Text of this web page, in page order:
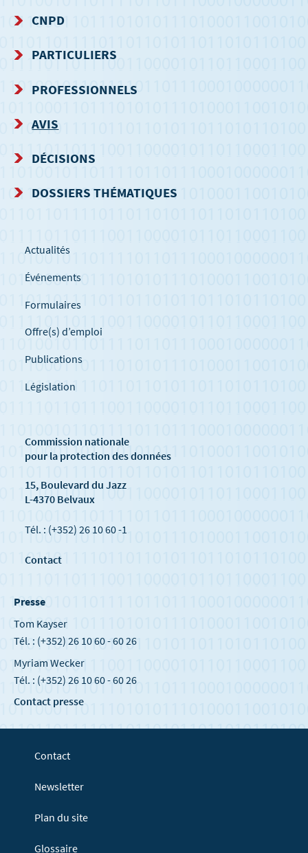
MENU
DE
NAVIGATION
CNPD
PARTICULIERS
PROFESSIONNELS
AVIS
DÉCISIONS
DOSSIERS THÉMATIQUES
Actualités
Événements
Formulaires
Offre(s) d’emploi
Publications
Législation
Commission nationale
pour la protection des données
15, Boulevard du Jazz
L-4370 Belvaux
Tél. : (+352) 26 10 60 -1
Contact
Presse
Tom Kayser
Tél. : (+352) 26 10 60 - 60 26
Myriam Wecker
Tél. : (+352) 26 10 60 - 60 26
Contact presse
Contact
Newsletter
Plan du site
Glossaire